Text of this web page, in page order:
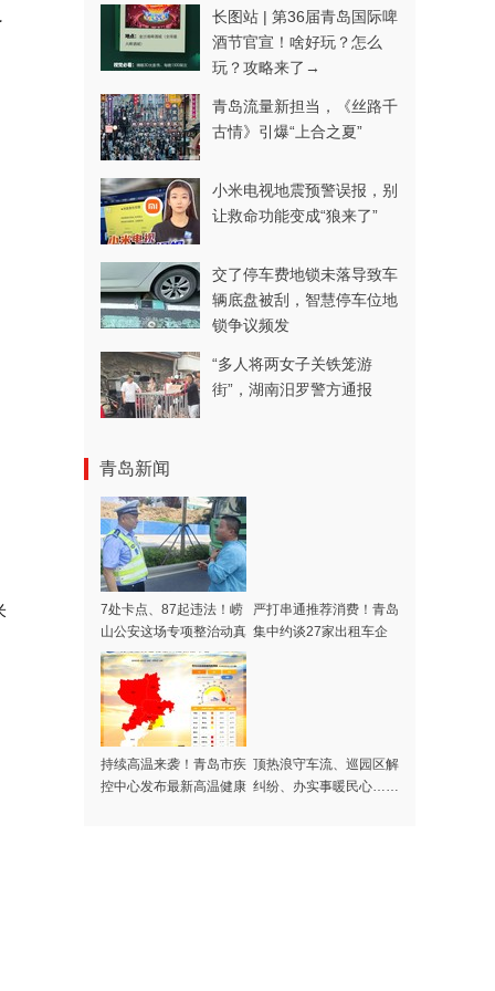
长图站 | 第36届青岛国际啤
酒节官宣！啥好玩？怎么
玩？攻略来了→
青岛流量新担当，《丝路千
古情》引爆“上合之夏”
小米电视地震预警误报，别
让救命功能变成“狼来了”
交了停车费地锁未落导致车
辆底盘被刮，智慧停车位地
锁争议频发
“多人将两女子关铁笼游
街”，湖南汨罗警方通报
青岛新闻
7处卡点、87起违法！崂
山公安这场专项整治动真
格了
严打串通推荐消费！青岛
集中约谈27家出租车企
持续高温来袭！青岛市疾
控中心发布最新高温健康
顶热浪守车流、巡园区解
纠纷、办实事暖民心……